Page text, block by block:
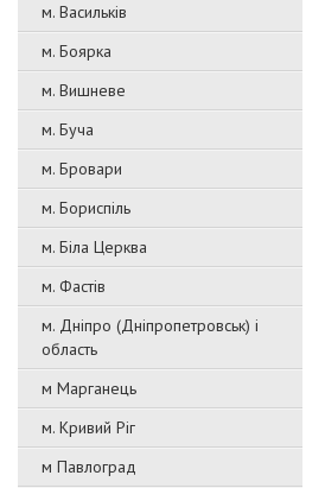
м. Васильків
м. Боярка
м. Вишневе
м. Буча
м. Бровари
м. Бориспіль
м. Біла Церква
м. Фастів
м. Дніпро (Дніпропетровськ) і
область
м Марганець
м. Кривий Ріг
м Павлоград